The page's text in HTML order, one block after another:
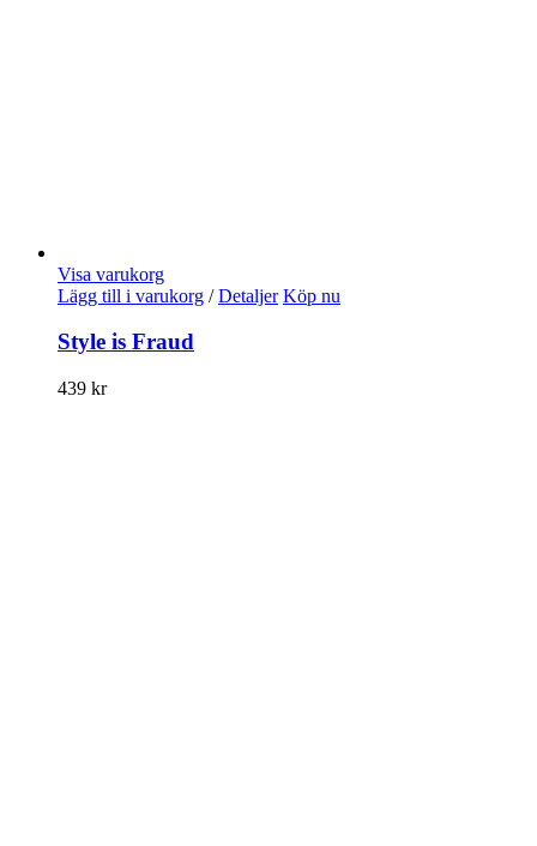
Visa varukorg
Lägg till i varukorg / Detaljer Köp nu
Style is Fraud
439 kr